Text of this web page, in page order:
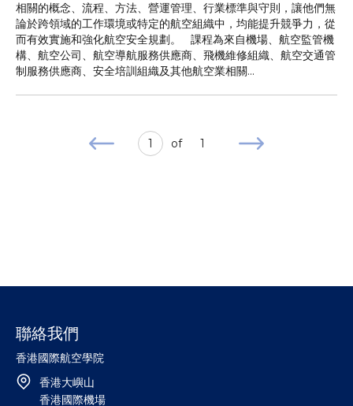
相關的概念、流程、方法、營運管理、行業標準與守則，讓他們無
論於跨領域的工作環境或特定的航空組織中，均能提升競爭力，從
而有效實施和強化航空安全規劃。 課程為來自機場、航空監管機
構、航空公司、航空導航服務供應商、飛機維修組織、航空交通管
制服務供應商、安全培訓組織及其他航空業相關...
1 of 1
聯絡我們
香港國際航空學院
香港大嶼山
香港國際機場